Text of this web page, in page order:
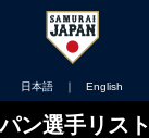
日本語 ｜ English
ン選手リスト